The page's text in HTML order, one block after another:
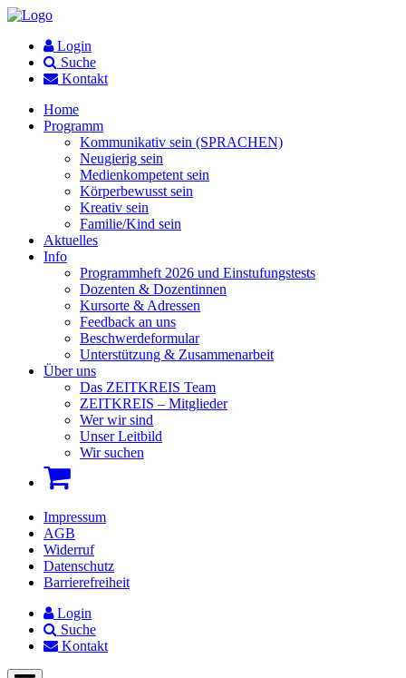
Login
Suche
Kontakt
Home
Programm
Kommunikativ sein (SPRACHEN)
Neugierig sein
Medienkompetent sein
Körperbewusst sein
Kreativ sein
Familie/Kind sein
Aktuelles
Info
Programmheft 2026 und Einstufungstests
Dozenten & Dozentinnen
Kursorte & Adressen
Feedback an uns
Beschwerdeformular
Unterstützung & Zusammenarbeit
Über uns
Das ZEITKREIS Team
ZEITKREIS – Mitglieder
Wer wir sind
Unser Leitbild
Wir suchen
Impressum
AGB
Widerruf
Datenschutz
Barrierefreiheit
Login
Suche
Kontakt